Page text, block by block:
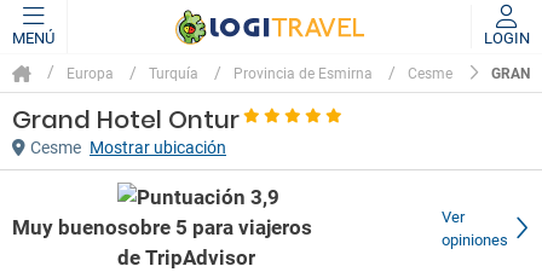
MENÚ LOGIN
Europa Turquía Provincia de Esmirna Cesme
Grand Hotel Ontur
Cesme Mostrar ubicación
Muy bueno
Ver
opiniones